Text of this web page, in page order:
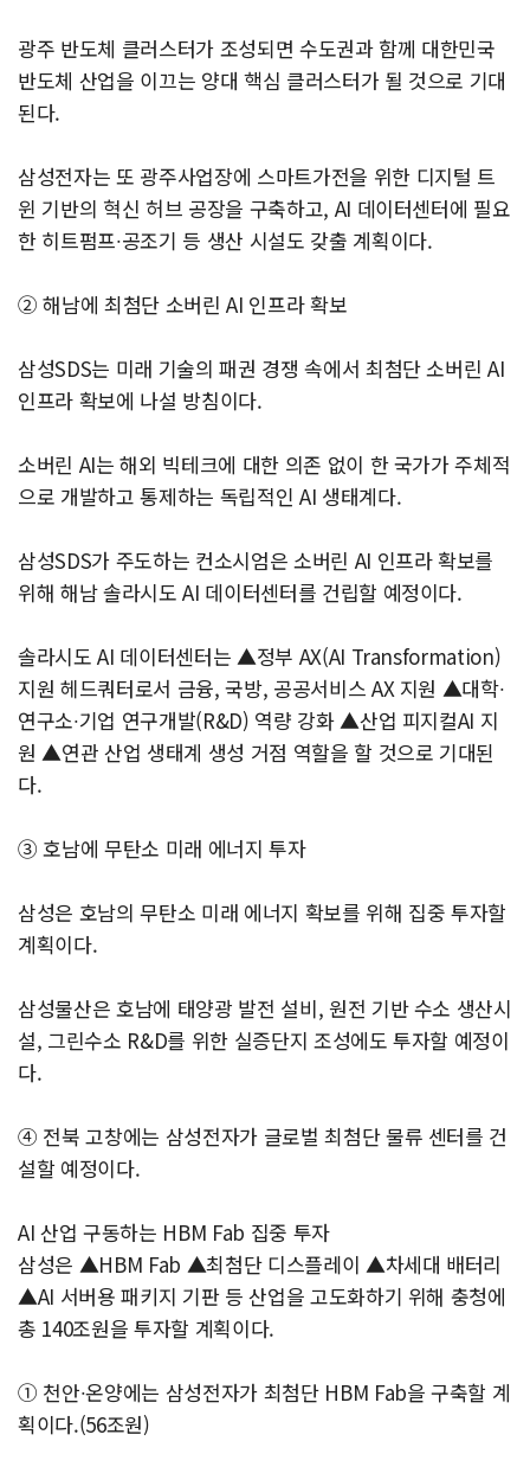
광주 반도체 클러스터가 조성되면 수도권과 함께 대한민국
반도체 산업을 이끄는 양대 핵심 클러스터가 될 것으로 기대
된다.
삼성전자는 또 광주사업장에 스마트가전을 위한 디지털 트
윈 기반의 혁신 허브 공장을 구축하고, AI 데이터센터에 필요
한 히트펌프∙공조기 등 생산 시설도 갖출 계획이다.
② 해남에 최첨단 소버린 AI 인프라 확보
삼성SDS는 미래 기술의 패권 경쟁 속에서 최첨단 소버린 AI
인프라 확보에 나설 방침이다.
소버린 AI는 해외 빅테크에 대한 의존 없이 한 국가가 주체적
으로 개발하고 통제하는 독립적인 AI 생태계다.
삼성SDS가 주도하는 컨소시엄은 소버린 AI 인프라 확보를
위해 해남 솔라시도 AI 데이터센터를 건립할 예정이다.
솔라시도 AI 데이터센터는 ▲정부 AX(AI Transformation)
지원 헤드쿼터로서 금융, 국방, 공공서비스 AX 지원 ▲대학∙
연구소∙기업 연구개발(R&D) 역량 강화 ▲산업 피지컬AI 지
원 ▲연관 산업 생태계 생성 거점 역할을 할 것으로 기대된
다.
③ 호남에 무탄소 미래 에너지 투자
삼성은 호남의 무탄소 미래 에너지 확보를 위해 집중 투자할
계획이다.
삼성물산은 호남에 태양광 발전 설비, 원전 기반 수소 생산시
설, 그린수소 R&D를 위한 실증단지 조성에도 투자할 예정이
다.
④ 전북 고창에는 삼성전자가 글로벌 최첨단 물류 센터를 건
설할 예정이다.
AI 산업 구동하는 HBM Fab 집중 투자
삼성은 ▲HBM Fab ▲최첨단 디스플레이 ▲차세대 배터리
▲AI 서버용 패키지 기판 등 산업을 고도화하기 위해 충청에
총 140조원을 투자할 계획이다.
① 천안∙온양에는 삼성전자가 최첨단 HBM Fab을 구축할 계
획이다.(56조원)